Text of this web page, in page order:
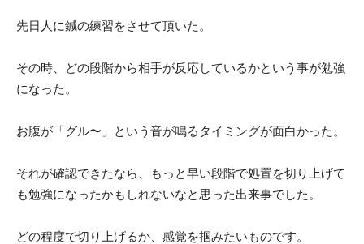
先日人に鍼の練習をさせて頂いた。
その時、どの段階から相手が反応しているかという事が勉強
になった。
お腹が「グル〜」という音が鳴るタイミングが面白かった。
それが確認できたなら、もっと早い段階で処置を切り上げて
も勉強になったかもしれないなと思った出来事でした。
どの程度で切り上げるか、感覚を掴みたいものです。